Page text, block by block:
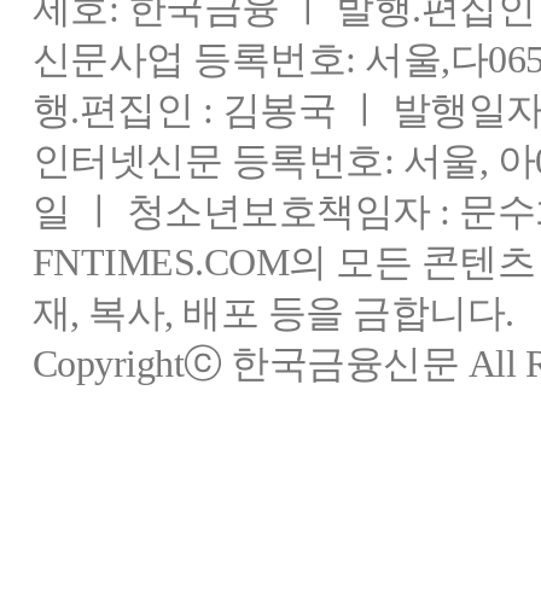
제호: 한국금융 ㅣ 발행.편집
신문사업 등록번호: 서울,다
행.편집인 : 김봉국 ㅣ 발행일
인터넷신문 등록번호: 서울,
일 ㅣ 청소년보호책임자 : 문
FNTIMES.COM의 모든 콘텐
재, 복사, 배포 등을 금합니다.
Copyrightⓒ 한국금융신문 All